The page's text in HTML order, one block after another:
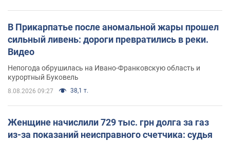
В Прикарпатье после аномальной жары прошел
сильный ливень: дороги превратились в реки.
Видео
Непогода обрушилась на Ивано-Франковскую область и
курортный Буковель
8.08.2026 09:27 38,1 т.
Женщине начислили 729 тыс. грн долга за газ
из-за показаний неисправного счетчика: судья